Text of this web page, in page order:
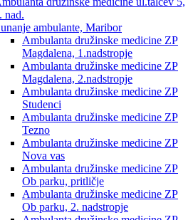
nad.
ambulante, Maribor
Ambulanta družinske medicine ZP
Magdalena, 1.nadstropje
Ambulanta družinske medicine ZP
Magdalena, 2.nadstropje
Ambulanta družinske medicine ZP
Studenci
Ambulanta družinske medicine ZP
Tezno
Ambulanta družinske medicine ZP
Nova vas
Ambulanta družinske medicine ZP
Ob parku, pritličje
Ambulanta družinske medicine ZP
Ob parku, 2. nadstropje